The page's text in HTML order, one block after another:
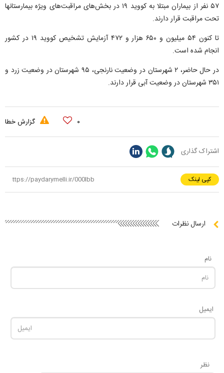
۵۷ نفر از بیماران مبتلا به کووید ۱۹ در بخش‌های مراقبت‌های ویژه بیمارستانها
تحت مراقبت قرار دارند.
تا کنون ۵۴ میلیون و ۶۵۰ هزار و ۴۷۲ آزمایش تشخیص کووید ۱۹ در کشور
انجام شده است.
در حال حاضر، ۲ شهرستان در وضعیت نارنجی، ۹۵ شهرستان در وضعیت زرد و
۳۵۱ شهرستان در وضعیت آبی قرار دارند.
۰ گزارش خطا
اشتراک گذاری
کپی لینک
ارسال نظرات
نام
ایمیل
نظر